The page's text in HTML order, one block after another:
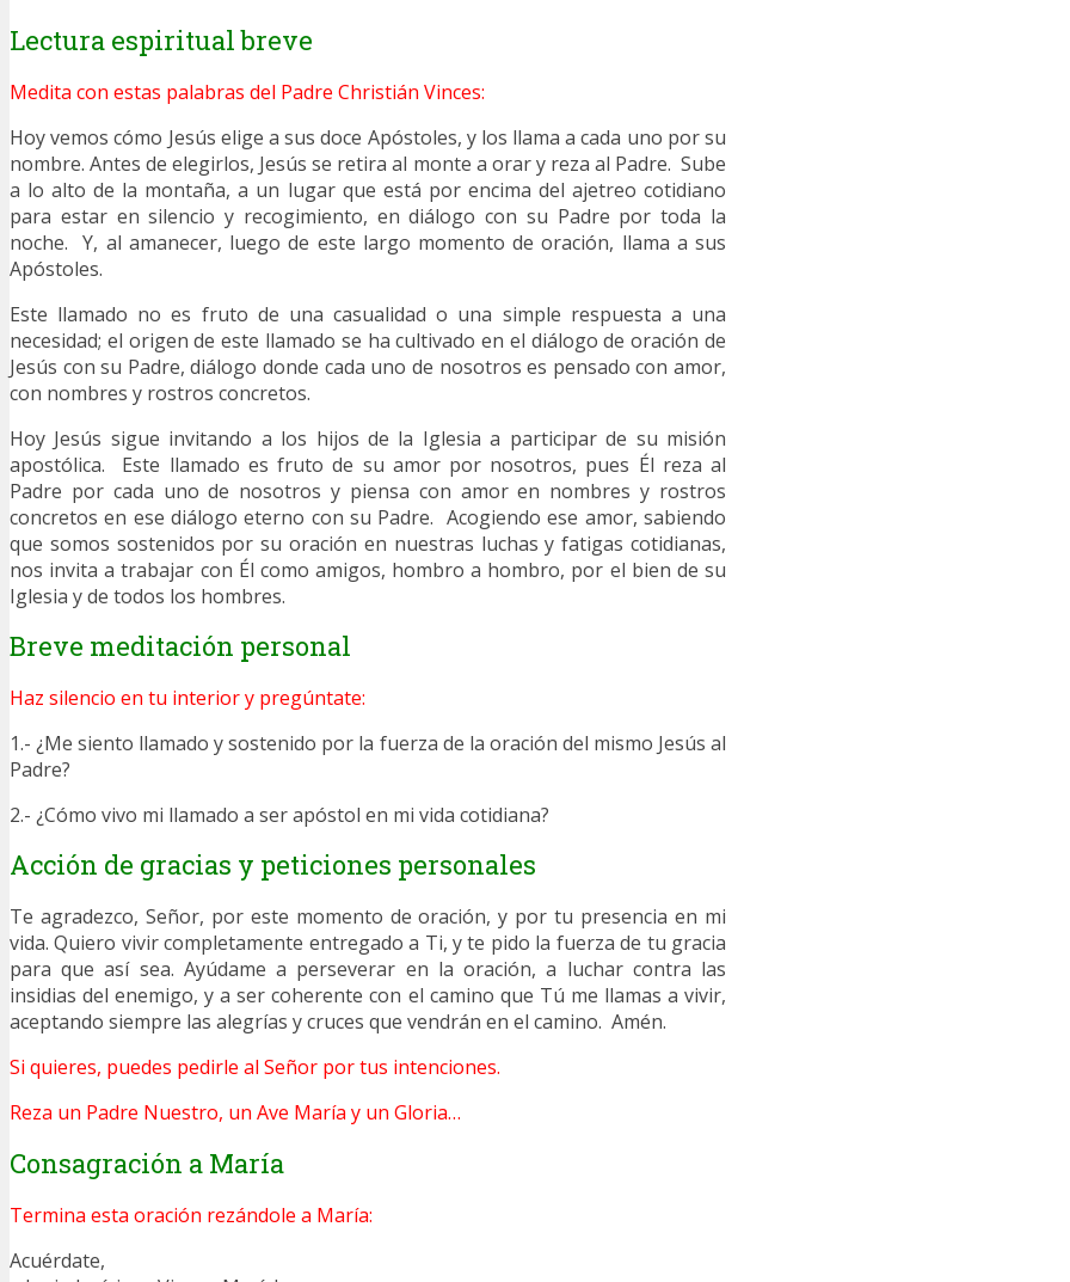
Lectura espiritual breve
Medita con estas palabras del Padre Christián Vinces:
Hoy vemos cómo Jesús elige a sus doce Apóstoles, y los llama a cada uno por su
nombre. Antes de elegirlos, Jesús se retira al monte a orar y reza al Padre. Sube
a lo alto de la montaña, a un lugar que está por encima del ajetreo cotidiano
para estar en silencio y recogimiento, en diálogo con su Padre por toda la
noche. Y, al amanecer, luego de este largo momento de oración, llama a sus
Apóstoles.
Este llamado no es fruto de una casualidad o una simple respuesta a una
necesidad; el origen de este llamado se ha cultivado en el diálogo de oración de
Jesús con su Padre, diálogo donde cada uno de nosotros es pensado con amor,
con nombres y rostros concretos.
Hoy Jesús sigue invitando a los hijos de la Iglesia a participar de su misión
apostólica. Este llamado es fruto de su amor por nosotros, pues Él reza al
Padre por cada uno de nosotros y piensa con amor en nombres y rostros
concretos en ese diálogo eterno con su Padre. Acogiendo ese amor, sabiendo
que somos sostenidos por su oración en nuestras luchas y fatigas cotidianas,
nos invita a trabajar con Él como amigos, hombro a hombro, por el bien de su
Iglesia y de todos los hombres.
Breve meditación personal
Haz silencio en tu interior y pregúntate:
1.- ¿Me siento llamado y sostenido por la fuerza de la oración del mismo Jesús al
Padre?
2.- ¿Cómo vivo mi llamado a ser apóstol en mi vida cotidiana?
Acción de gracias y peticiones personales
Te agradezco, Señor, por este momento de oración, y por tu presencia en mi
vida. Quiero vivir completamente entregado a Ti, y te pido la fuerza de tu gracia
para que así sea. Ayúdame a perseverar en la oración, a luchar contra las
insidias del enemigo, y a ser coherente con el camino que Tú me llamas a vivir,
aceptando siempre las alegrías y cruces que vendrán en el camino. Amén.
Si quieres, puedes pedirle al Señor por tus intenciones.
Reza un Padre Nuestro, un Ave María y un Gloria…
Consagración a María
Termina esta oración rezándole a María:
Acuérdate,